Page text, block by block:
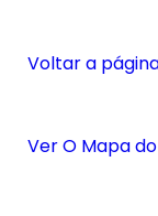
Voltar a
Ver O Mapa